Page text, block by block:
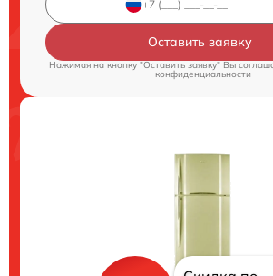
Оставить заявку
Нажимая на кнопку "Оставить заявку" Вы
конфиденциальности